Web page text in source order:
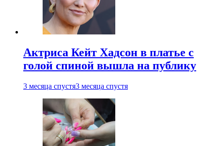
Актриса Кейт Хадсон в платье с
голой спиной вышла на публику
3 месяца спустя3 месяца спустя